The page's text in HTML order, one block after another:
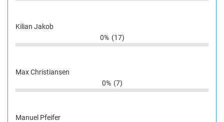
Kilian Jakob
0% (17)
Max Christiansen
0% (7)
Manuel Pfeifer